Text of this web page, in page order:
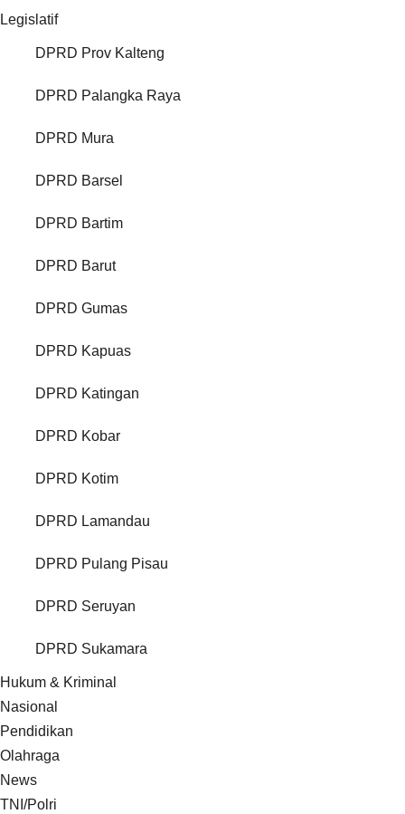
Legislatif
DPRD Prov Kalteng
DPRD Palangka Raya
DPRD Mura
DPRD Barsel
DPRD Bartim
DPRD Barut
DPRD Gumas
DPRD Kapuas
DPRD Katingan
DPRD Kobar
DPRD Kotim
DPRD Lamandau
DPRD Pulang Pisau
DPRD Seruyan
DPRD Sukamara
Hukum & Kriminal
Nasional
Pendidikan
Olahraga
News
TNI/Polri